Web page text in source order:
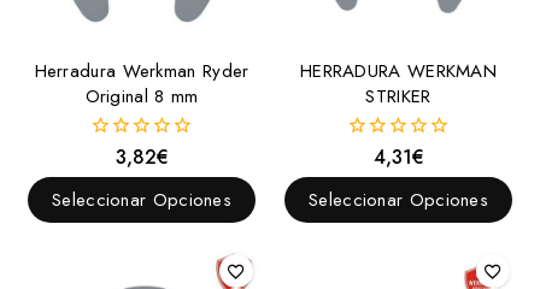
Herradura Werkman Ryder
Original 8 mm
fuera
de
5
3,82€
Seleccionar Opciones
HERRADURA WERKMAN
STRIKER
fuera
de
5
4,31€
Seleccionar Opciones